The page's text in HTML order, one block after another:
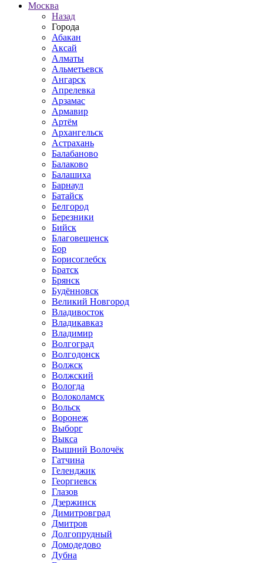
Москва
Назад
Города
Абакан
Аксай
Алматы
Альметьевск
Ангарск
Апрелевка
Арзамас
Армавир
Артём
Архангельск
Астрахань
Балабаново
Балаково
Балашиха
Барнаул
Батайск
Белгород
Березники
Бийск
Благовещенск
Бор
Борисоглебск
Братск
Брянск
Будённовск
Великий Новгород
Владивосток
Владикавказ
Владимир
Волгоград
Волгодонск
Волжск
Волжский
Вологда
Волоколамск
Вольск
Воронеж
Выборг
Выкса
Вышний Волочёк
Гатчина
Геленджик
Георгиевск
Глазов
Дзержинск
Димитровград
Дмитров
Долгопрудный
Домодедово
Дубна